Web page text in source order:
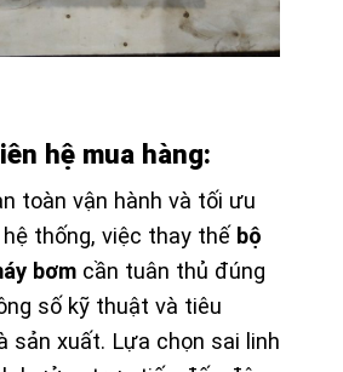
hệ mua hàng:
toàn vận hành và tối ưu
thống, việc thay thế bộ
bơmcần tuân thủ đúng
số kỹ thuật và tiêu
sản xuất. Lựa chọn sai linh